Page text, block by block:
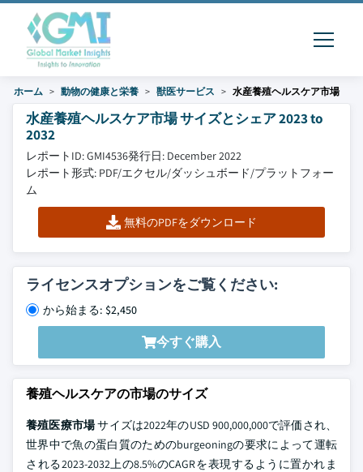
ホーム 動物の健康と栄養 獣医サービス 水産養殖ヘルスケア市場
水産養殖ヘルスケア市場 サイズとシェア 2023 to
2032
レポートID: GMI4536発行日: December 2022
レポート形式: PDF/エクセル/ダッシュボード/プラットフォー
ム
無料のPDFをダウンロード
ライセンスオプションをご覧ください:
から始まる: $2,450
今すぐ購入
養殖ヘルスケアの市場のサイズ
養殖医療市場サイズは2022年のUSD 900,000,000で評価され、
世界中で魚の蛋白質のためのburgeoningの要求によって運転
される2023-2032上の8.5%のCAGRを表現するように置かれま